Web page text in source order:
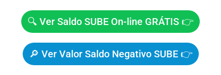
🔍 Ver Saldo SUBE On-line GRÁTIS 👉
🔎 Ver Valor Saldo Negativo SUBE 👉